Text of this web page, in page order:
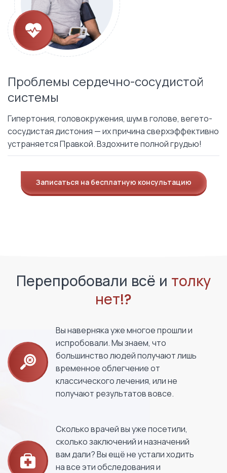
Проблемы сердечно-сосудистой
системы
Гипертония, головокружения, шум в голове, вегето-
сосудистая дистония — их причина сверхэффективно
устраняется Правкой. Вздохните полной грудью!
Записаться на бесплатную консультацию
Перепробовали всё и толку
нет!?
Вы наверняка уже многое прошли и
испробовали. Мы знаем, что
большинство людей получают лишь
временное облегчение от
классического лечения, или не
получают результатов вовсе.
Сколько врачей вы уже посетили,
сколько заключений и назначений
вам дали? Вы ещё не устали ходить
на все эти обследования и